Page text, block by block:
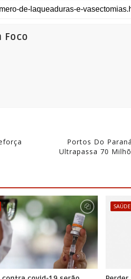
Foco
Portos Do
Ultrapassa 70
SAÚDE